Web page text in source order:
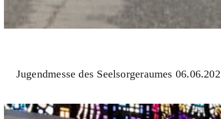
Jugendmesse des Seelsorgeraumes